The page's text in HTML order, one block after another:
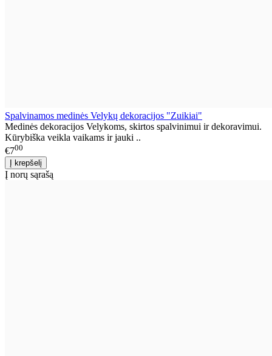
Spalvinamos medinės Velykų dekoracijos "Zuikiai"
Medinės dekoracijos Velykoms, skirtos spalvinimui ir dekoravimui.
Kūrybiška veikla vaikams ir jauki ..
€700
Į norų sąrašą